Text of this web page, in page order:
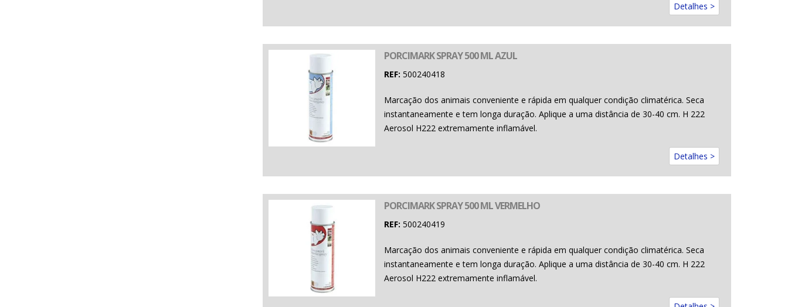
Detalhes >
PORCIMARK SPRAY 500 ML AZUL
REF: 500240418
Marcação dos animais conveniente e rápida em qualquer condição climatérica. Seca
instantaneamente e tem longa duração. Aplique a uma distância de 30-40 cm. H 222
Aerosol H222 extremamente inflamável.
Detalhes >
PORCIMARK SPRAY 500 ML VERMELHO
REF: 500240419
Marcação dos animais conveniente e rápida em qualquer condição climatérica. Seca
instantaneamente e tem longa duração. Aplique a uma distância de 30-40 cm. H 222
Aerosol H222 extremamente inflamável.